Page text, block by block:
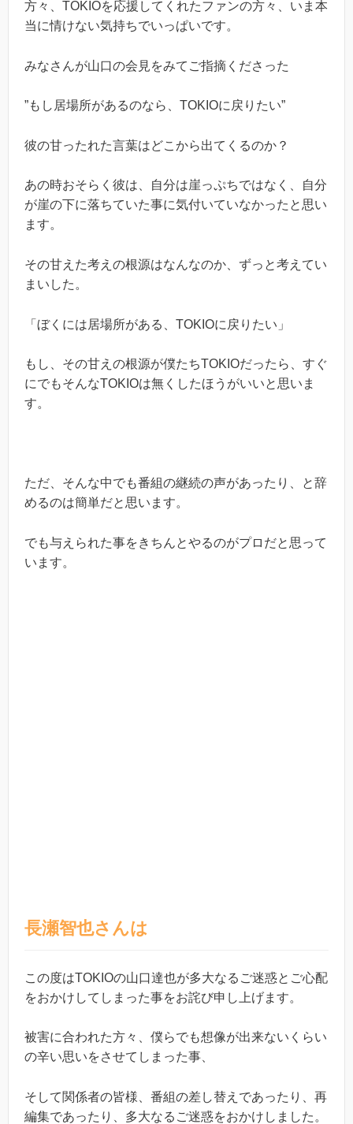
方々、TOKIOを応援してくれたファンの方々、いま本
当に情けない気持ちでいっぱいです。
みなさんが山口の会見をみてご指摘くださった
”もし居場所があるのなら、TOKIOに戻りたい”
彼の甘ったれた言葉はどこから出てくるのか？
あの時おそらく彼は、自分は崖っぷちではなく、自分
が崖の下に落ちていた事に気付いていなかったと思い
ます。
その甘えた考えの根源はなんなのか、ずっと考えてい
まいした。
「ぼくには居場所がある、TOKIOに戻りたい」
もし、その甘えの根源が僕たちTOKIOだったら、すぐ
にでもそんなTOKIOは無くしたほうがいいと思いま
す。
ただ、そんな中でも番組の継続の声があったり、と辞
めるのは簡単だと思います。
でも与えられた事をきちんとやるのがプロだと思って
います。
長瀬智也さんは
この度はTOKIOの山口達也が多大なるご迷惑とご心配
をおかけしてしまった事をお詫び申し上げます。
被害に合われた方々、僕らでも想像が出来ないくらい
の辛い思いをさせてしまった事、
そして関係者の皆様、番組の差し替えであったり、再
編集であったり、多大なるご迷惑をおかけしました。